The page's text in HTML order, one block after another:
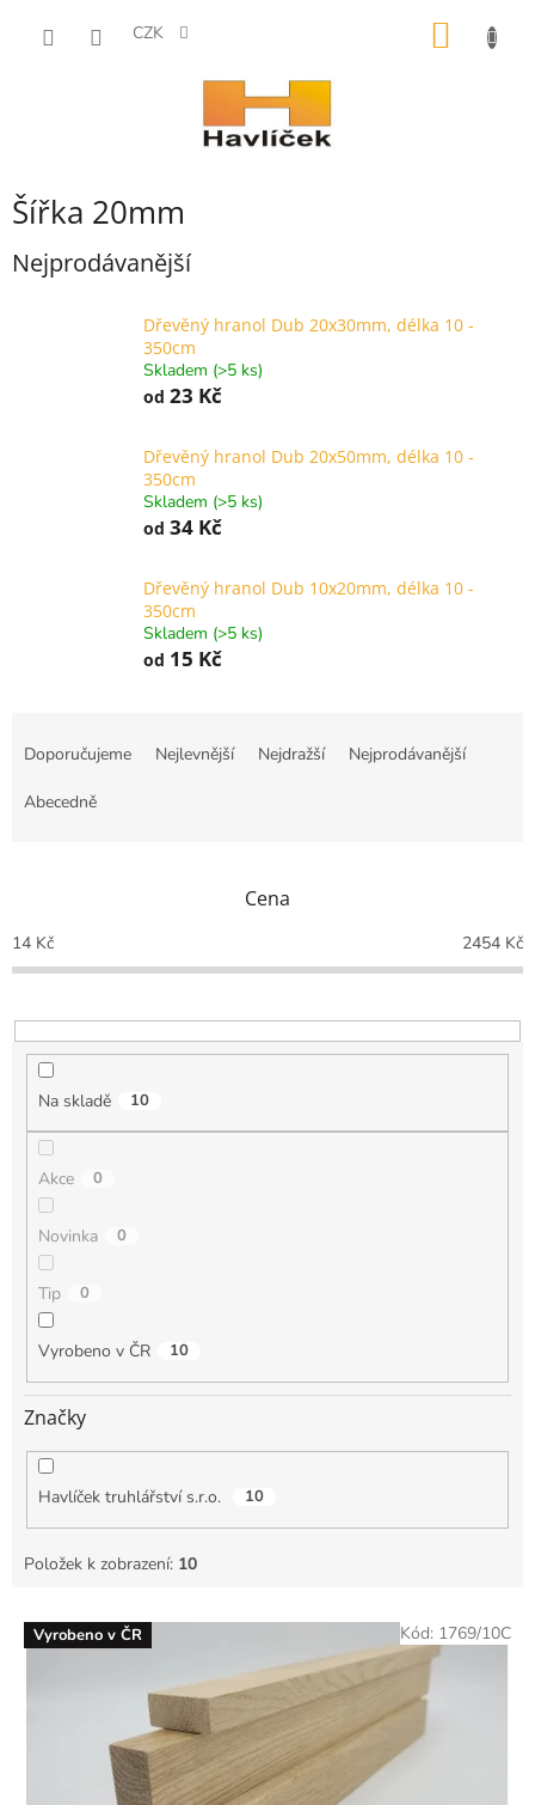
CZK
Šířka 20mm
Nejprodávanější
Dřevěný hranol Dub 20x30mm, délka 10 -
350cm
Skladem (>5 ks)
od 23 Kč
Dřevěný hranol Dub 20x50mm, délka 10 -
350cm
Skladem (>5 ks)
od 34 Kč
Dřevěný hranol Dub 10x20mm, délka 10 -
350cm
Skladem (>5 ks)
od 15 Kč
o
d
k
t
Doporučujeme Nejlevnější Nejdražší Nejprodávanější
Abecedně
Cena
14 Kč 2454 Kč
Na skladě 10
Akce 0
Novinka 0
Tip 0
Vyrobeno v ČR 10
Značky
Havlíček truhlářství s.r.o. 10
Položek k zobrazení: 10
V Vyrobeno v ČR Kód: 1769/10C